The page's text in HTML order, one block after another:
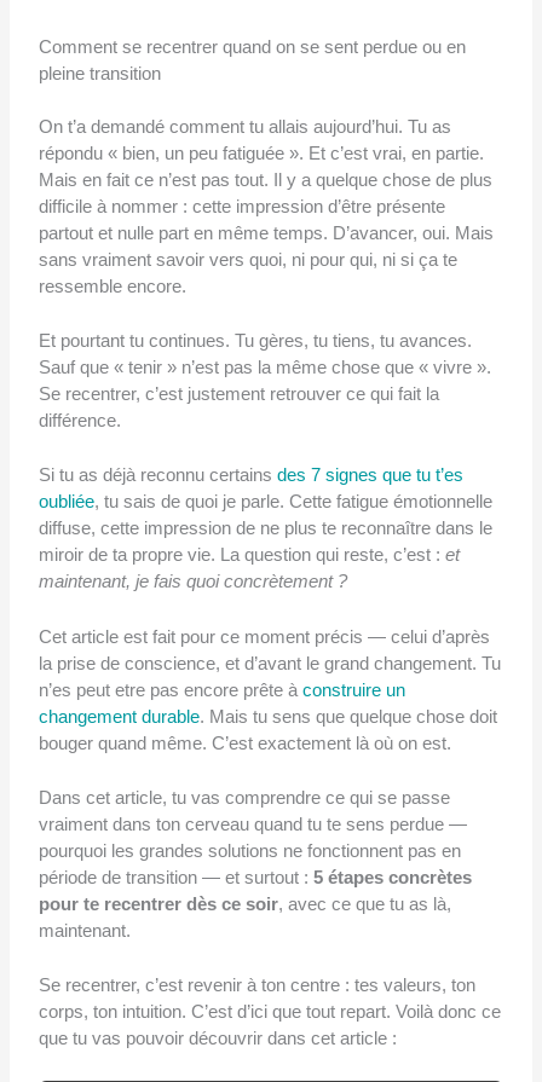
Comment se recentrer quand on se sent perdue ou en
pleine transition
On t’a demandé comment tu allais aujourd’hui. Tu as
répondu « bien, un peu fatiguée ». Et c’est vrai, en partie.
Mais en fait ce n’est pas tout. Il y a quelque chose de plus
difficile à nommer : cette impression d’être présente
partout et nulle part en même temps. D’avancer, oui. Mais
sans vraiment savoir vers quoi, ni pour qui, ni si ça te
ressemble encore.
Et pourtant tu continues. Tu gères, tu tiens, tu avances.
Sauf que « tenir » n’est pas la même chose que « vivre ».
Se recentrer, c’est justement retrouver ce qui fait la
différence.
Si tu as déjà reconnu certains des 7 signes que tu t’es
oubliée, tu sais de quoi je parle. Cette fatigue émotionnelle
diffuse, cette impression de ne plus te reconnaître dans le
miroir de ta propre vie. La question qui reste, c’est : et
maintenant, je fais quoi concrètement ?
Cet article est fait pour ce moment précis — celui d’après
la prise de conscience, et d’avant le grand changement. Tu
n’es peut etre pas encore prête à construire un
changement durable. Mais tu sens que quelque chose doit
bouger quand même. C’est exactement là où on est.
Dans cet article, tu vas comprendre ce qui se passe
vraiment dans ton cerveau quand tu te sens perdue —
pourquoi les grandes solutions ne fonctionnent pas en
période de transition — et surtout : 5 étapes concrètes
pour te recentrer dès ce soir, avec ce que tu as là,
maintenant.
Se recentrer, c’est revenir à ton centre : tes valeurs, ton
corps, ton intuition. C’est d’ici que tout repart. Voilà donc ce
que tu vas pouvoir découvrir dans cet article :